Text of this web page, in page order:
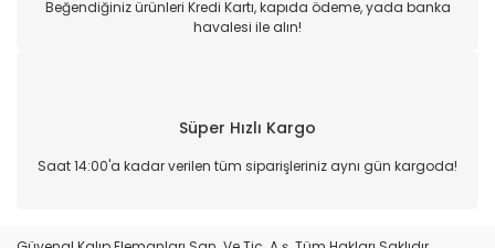
Beğendiğiniz ürünleri Kredi Kartı, kapıda ödeme, yada banka
havalesi ile alın!
Süper Hızlı Kargo
Saat 14:00'a kadar verilen tüm siparişleriniz aynı gün kargoda!